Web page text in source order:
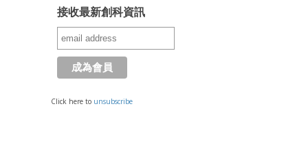
接收最新創科資訊
Click here to unsubscribe